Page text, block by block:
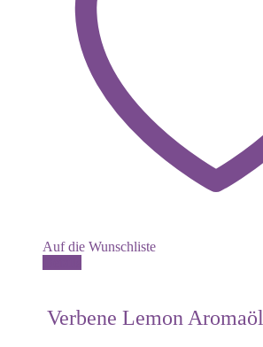
Auf die Wunschliste
Verbene Lemon Aromaöl